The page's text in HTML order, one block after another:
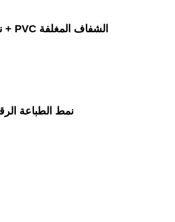
2. نمط نقل الحرارة + PVC الشفاف المغلفة
3. نمط الطباعة